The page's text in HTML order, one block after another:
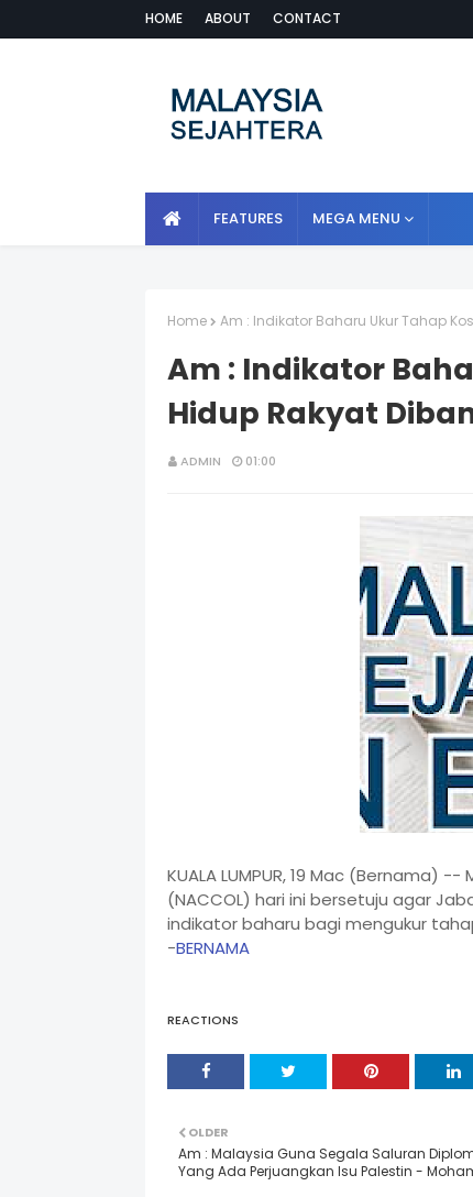
HOME ABOUT CONTACT
FEATURES MEGA MENU
Home Am : Indikator Baharu Ukur Tahap
Am : Indikator
Hidup Rakyat
ADMIN 01:00
KUALA LUMPUR, 19 Mac (Bernama)
(NACCOL) hari ini bersetuju agar
indikator baharu bagi mengukur
-BERNAMA
REACTIONS
OLDER
Am : Malaysia Guna Segala Saluran
Yang Ada Perjuangkan Isu Palestin -